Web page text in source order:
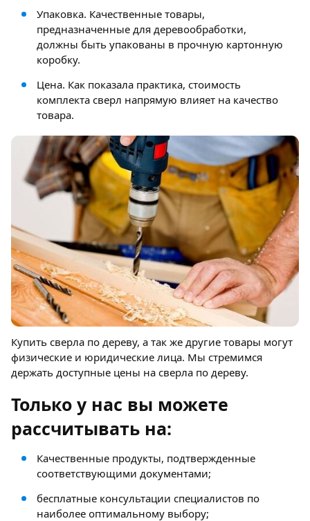
Упаковка. Качественные товары,
предназначенные для деревообработки,
должны быть упакованы в прочную картонную
коробку.
Цена. Как показала практика, стоимость
комплекта сверл напрямую влияет на качество
товара.
Купить сверла по дереву, а так же другие товары могут
физические и юридические лица. Мы стремимся
держать доступные цены на сверла по дереву.
Только у нас вы можете
рассчитывать на:
Качественные продукты, подтвержденные
соответствующими документами;
бесплатные консультации специалистов по
наиболее оптимальному выбору;